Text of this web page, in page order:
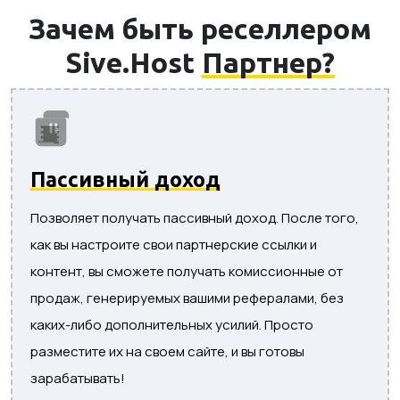
Зачем быть реселлером
Sive.Host Партнер?
Пассивный доход
Позволяет получать пассивный доход. После того,
как вы настроите свои партнерские ссылки и
контент, вы сможете получать комиссионные от
продаж, генерируемых вашими рефералами, без
каких-либо дополнительных усилий. Просто
разместите их на своем сайте, и вы готовы
зарабатывать!